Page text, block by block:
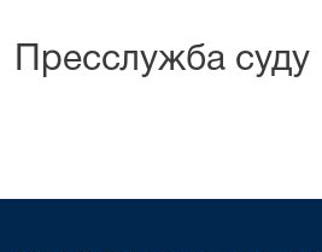
Пресслужба суду